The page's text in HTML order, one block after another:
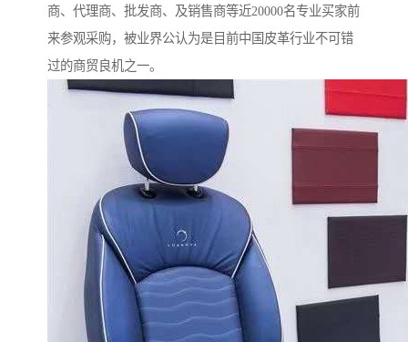
商、代理商、批发商、及销售商等近20000名专业买家前
来参观采购，被业界公认为是目前中国皮革行业不可错
过的商贸良机之一。